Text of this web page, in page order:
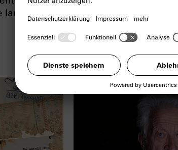
rechtsterroristischer
und weltweit, aber mit
auf München.